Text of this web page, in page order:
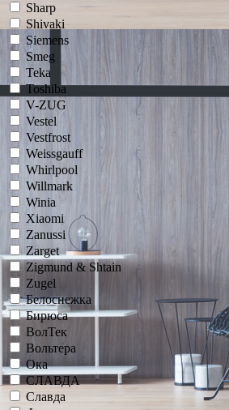
Sharp
Shivaki
Siemens
Smeg
Teka
Toshiba
V-ZUG
Vestel
Vestfrost
Weissgauff
Whirlpool
Willmark
Winia
Xiaomi
Zanussi
Zarget
Zigmund & Shtain
Zugel
Белоснежка
Бирюса
ВолТек
Вольтера
Ока
СЛАВДА
Славда